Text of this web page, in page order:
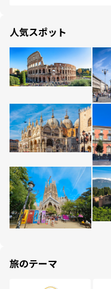
人気スポット
旅のテーマ